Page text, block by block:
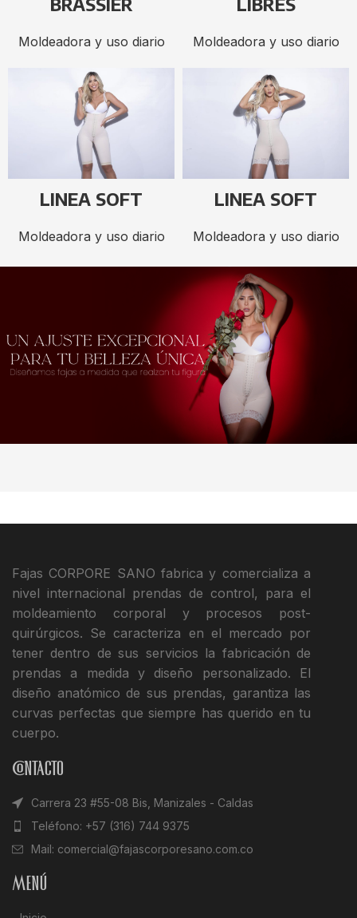
Moldeadora y uso diario Moldeadora y uso diario
LINEA SOFT
Moldeadora y uso diario
LINEA SOFT
Moldeadora y uso diario
Fajas CORPORE SANO fabrica y comercializa a
nivel internacional prendas de control, para el
moldeamiento corporal y procesos post-
quirúrgicos. Se caracteriza en el mercado por
tener dentro de sus servicios la fabricación de
prendas a medida y diseño personalizado. El
diseño anatómico de sus prendas, garantiza las
curvas perfectas que siempre has querido en tu
cuerpo.
Contacto
Carrera 23 #55-08 Bis, Manizales - Caldas
Teléfono: +57 (316) 744 9375
Mail: comercial@fajascorporesano.com.co
Menú